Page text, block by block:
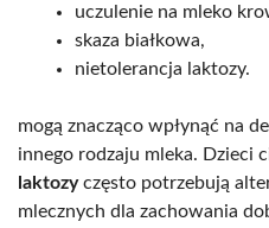
uczulenie na mleko
skaza białkowa,
nietolerancja laktozy.
mogą znacząco wpłynąć na
innego rodzaju mleka. Dzieci
laktozyczęsto potrzebują
mlecznych dla zachowania